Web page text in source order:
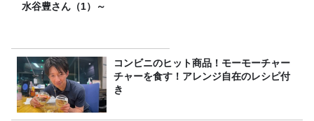
水谷豊さん（1）～
コンビニのヒット商品！モーモーチャー
チャーを食す！アレンジ自在のレシピ付
き